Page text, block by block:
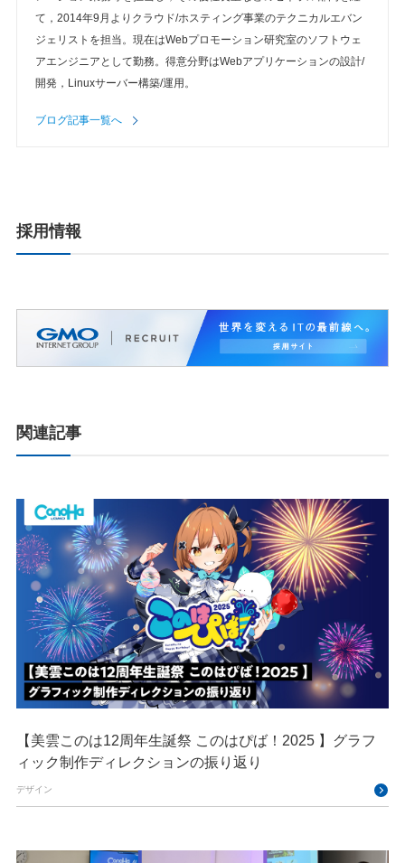
て，2014年9月よりクラウド/ホスティング事業のテクニカルエバン
ジェリストを担当。現在はWebプロモーション研究室のソフトウェ
アエンジニアとして勤務。得意分野はWebアプリケーションの設計/
開発，Linuxサーバー構築/運用。
ブログ記事一覧へ
採用情報
関連記事
【美雲このは12周年生誕祭 このはぴば！2025 】グラフ
ィック制作ディレクションの振り返り
デザイン